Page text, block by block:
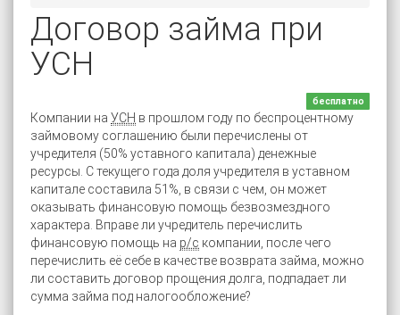
Договор займа при
УСН
бесплатно
Компании на УСН в прошлом году по беспроцентному
займовому соглашению были перечислены от
учредителя (50% уставного капитала) денежные
ресурсы. С текущего года доля учредителя в уставном
капитале составила 51%, в связи с чем, он может
оказывать финансовую помощь безвозмездного
характера. Вправе ли учредитель перечислить
финансовую помощь на р/с компании, после чего
перечислить её себе в качестве возврата займа, можно
ли составить договор прощения долга, подпадает ли
сумма займа под налогообложение?